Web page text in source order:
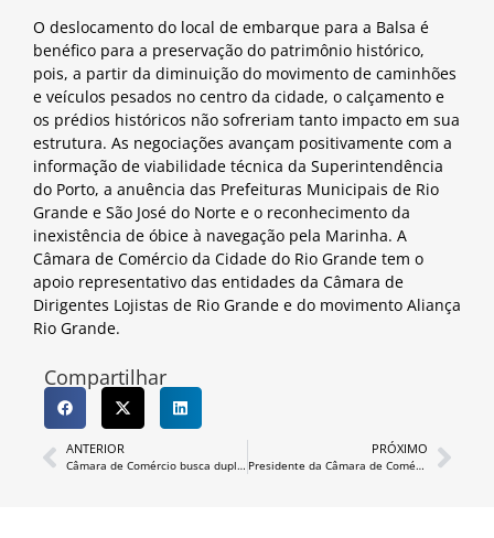
O deslocamento do local de embarque para a Balsa é
benéfico para a preservação do patrimônio histórico,
pois, a partir da diminuição do movimento de caminhões
e veículos pesados no centro da cidade, o calçamento e
os prédios históricos não sofreriam tanto impacto em sua
estrutura. As negociações avançam positivamente com a
informação de viabilidade técnica da Superintendência
do Porto, a anuência das Prefeituras Municipais de Rio
Grande e São José do Norte e o reconhecimento da
inexistência de óbice à navegação pela Marinha. A
Câmara de Comércio da Cidade do Rio Grande tem o
apoio representativo das entidades da Câmara de
Dirigentes Lojistas de Rio Grande e do movimento Aliança
Rio Grande.
Compartilhar
ANTERIOR
Câmara de Comércio busca duplicação completa da BR-392
PRÓXIMO
Presidente da Câmara de Comércio participa de encontro sobre PPP’s